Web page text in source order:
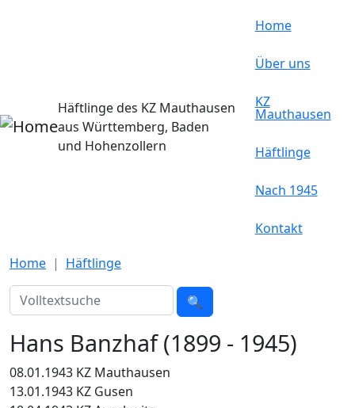
Häftlinge des KZ Mauthausen
aus Württemberg, Baden
und Hohenzollern
Home
Über uns
KZ
Mauthausen
Häftlinge
Nach 1945
Kontakt
Home
Häftlinge
Suche
🔍
Hans Banzhaf (1899 - 1945)
08.01.1943 KZ Mauthausen
13.01.1943 KZ Gusen